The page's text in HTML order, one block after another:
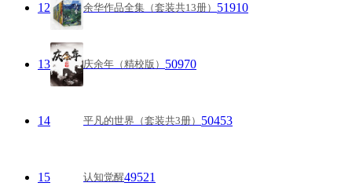
12 余华作品全集（套装共13册） 51910
13 庆余年（精校版） 50970
14 平凡的世界（套装共3册） 50453
15 认知觉醒49521